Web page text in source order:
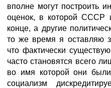
вполне могут построить
оценок, в которой
конце, а другие
то же время я оставляю
что фактически
часто становятся всего
во имя которой они
социализм